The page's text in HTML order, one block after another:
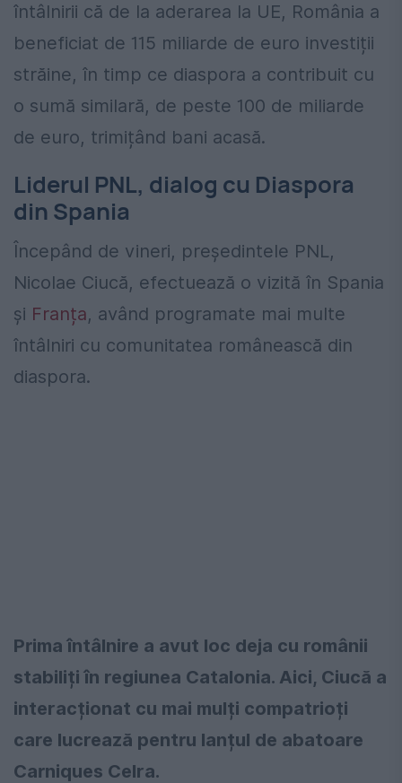
întâlnirii că de la aderarea la UE, România a
beneficiat de 115 miliarde de euro investiții
străine, în timp ce diaspora a contribuit cu
o sumă similară, de peste 100 de miliarde
de euro, trimițând bani acasă.
Liderul PNL, dialog cu Diaspora
din Spania
Începând de vineri, președintele PNL,
Nicolae Ciucă, efectuează o vizită în Spania
și Franța, având programate mai multe
întâlniri cu comunitatea românească din
diaspora.
Prima întâlnire a avut loc deja cu românii
stabiliți în regiunea Catalonia. Aici, Ciucă a
interacționat cu mai mulți compatrioți
care lucrează pentru lanțul de abatoare
Carniques Celra.